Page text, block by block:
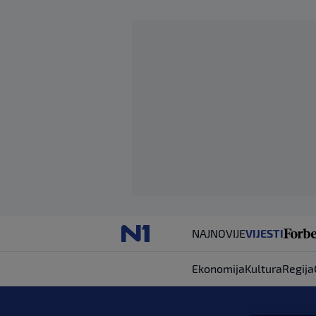
NAJNOVIJEVIJESTI
EkonomijaKulturaRegija